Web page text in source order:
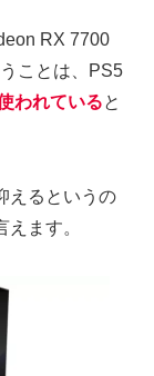
RX 7700
ことは、PS5
われていると
えるというの
ます。